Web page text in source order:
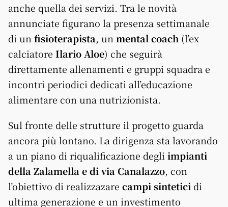
anche quella dei servizi. Tra le novità
annunciate figurano la presenza settimanale
di un fisioterapista, un mental coach (l’ex
calciatore Ilario Aloe) che seguirà
direttamente allenamenti e gruppi squadra e
incontri periodici dedicati all’educazione
alimentare con una nutrizionista.
Sul fronte delle strutture il progetto guarda
ancora più lontano. La dirigenza sta lavorando
a un piano di riqualificazione degli impianti
della Zalamella e di via Canalazzo, con
l’obiettivo di realizzazare campi sintetici di
ultima generazione e un investimento